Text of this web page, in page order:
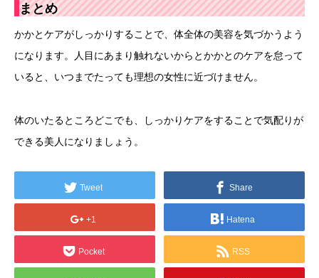
まとめ
かかとケアがしっかりすることで、体全体の美容を気づかうよう
になります。人目にあまり触れないからとかかとのケアを怠って
いると、いつまでたっても理想の女性に近づけません。
体のいたるところどこでも、しっかりケアをすることで気配りが
できる美人になりましょう。
Tweet Share
+1 Hatena
Pocket RSS